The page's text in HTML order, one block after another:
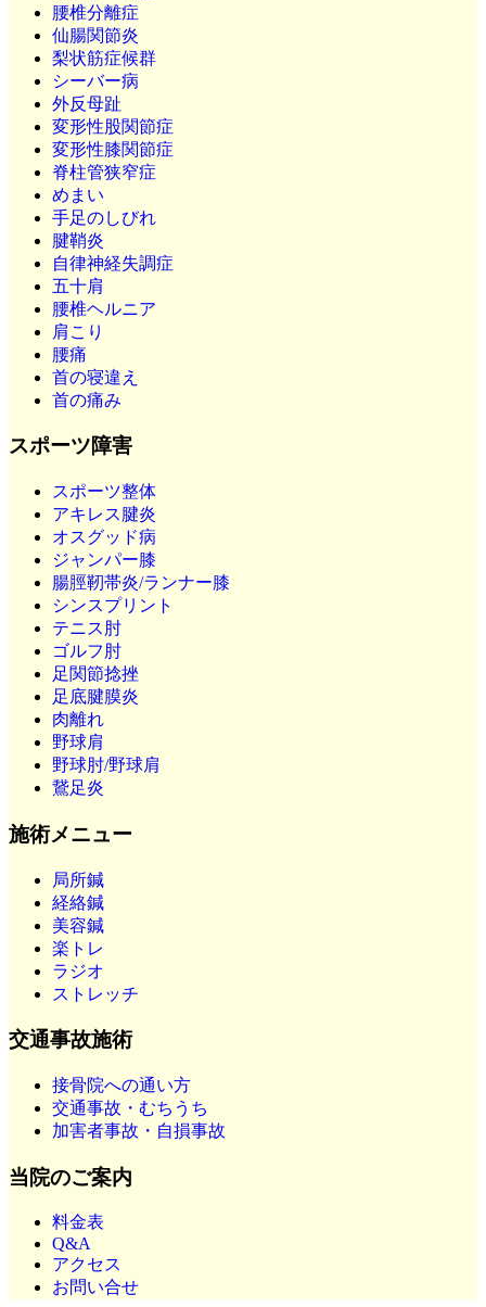
腰椎分離症
仙腸関節炎
梨状筋症候群
シーバー病
外反母趾
変形性股関節症
変形性膝関節症
脊柱管狭窄症
めまい
手足のしびれ
腱鞘炎
自律神経失調症
五十肩
腰椎ヘルニア
肩こり
腰痛
首の寝違え
首の痛み
スポーツ障害
スポーツ整体
アキレス腱炎
オスグッド病
ジャンパー膝
腸脛靭帯炎/ランナー膝
シンスプリント
テニス肘
ゴルフ肘
足関節捻挫
足底腱膜炎
肉離れ
野球肩
野球肘/野球肩
鵞足炎
施術メニュー
局所鍼
経絡鍼
美容鍼
楽トレ
ラジオ
ストレッチ
交通事故施術
接骨院への通い方
交通事故・むちうち
加害者事故・自損事故
当院のご案内
料金表
Q&A
アクセス
お問い合せ